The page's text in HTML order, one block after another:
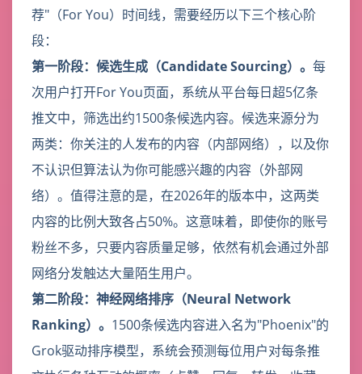
荐"（For You）时间线，需要经历以下三个核心阶
段：
第一阶段：候选生成（Candidate Sourcing）。 每
次用户打开For You页面，系统从平台每日超5亿条
推文中，筛选出约1500条候选内容。候选来源分为
两类：你关注的人发布的内容（内部网络），以及你
不认识但算法认为你可能感兴趣的内容（外部网
络）。值得注意的是，在2026年的版本中，这两类
内容的比例大致各占50%。这意味着，即使你的账号
粉丝不多，只要内容质量足够，依然有机会通过外部
网络分发触达大量陌生用户。
第二阶段：神经网络排序（Neural Network
Ranking）。 1500条候选内容进入名为"Phoenix"的
Grok驱动排序模型，系统会预测每位用户对每条推